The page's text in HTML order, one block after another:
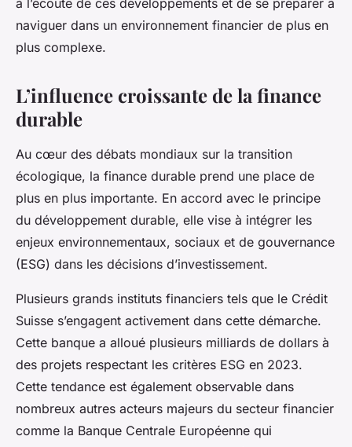
naviguer dans un environnement financier de plus en
plus complexe.
L’influence croissante de la finance
durable
Au cœur des débats mondiaux sur la transition
écologique, la finance durable prend une place de
plus en plus importante. En accord avec le principe
du développement durable, elle vise à intégrer les
enjeux environnementaux, sociaux et de gouvernance
(ESG) dans les décisions d’investissement.
Plusieurs grands instituts financiers tels que le Crédit
Suisse s’engagent activement dans cette démarche.
Cette banque a alloué plusieurs milliards de dollars à
des projets respectant les critères ESG en 2023.
Cette tendance est également observable dans
nombreux autres acteurs majeurs du secteur financier
comme la Banque Centrale Européenne qui